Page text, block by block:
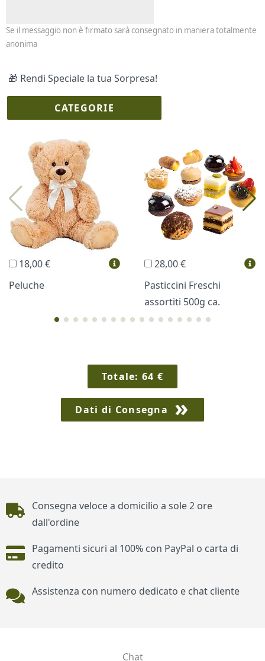
Se il messaggio non è firmato sarà consegnato in maniera totalmente
anonima
🎁 Rendi Speciale la tua Sorpresa!
CATEGORIE
I più scelti
Profumi Collane Lussoni®
Trudi® THUN®
Regali Personalizzati
18,00 €
Peluche
28,00 €
Pasticcini Freschi
assortiti 500g ca.
Totale:64 €
Dati di Consegna
Piè di pagina
Consegna veloce a domicilio a sole 2 ore
dall'ordine
Pagamenti sicuri al 100% con PayPal o carta di
credito
Assistenza con numero dedicato e chat cliente
Chat